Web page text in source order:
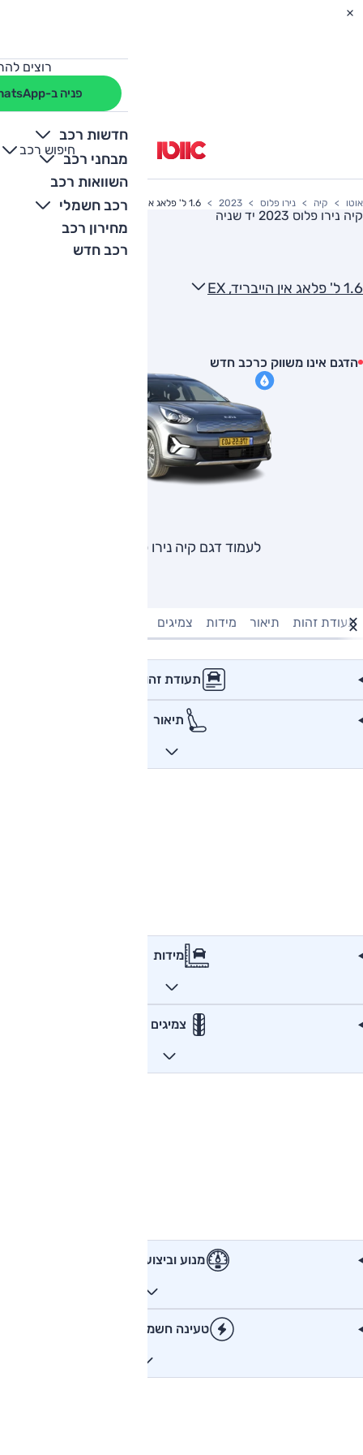
רוצים
פניה ב-WhatsApp
חדשות רכב
מבחני רכב
השוואות רכב
רכב חשמלי
מחירון רכב
רכב חדש
חיפוש רכב
+
-
אוטו קיה נירו פלוס 2023 1.6 ל' פלאג אין הייבריד, EX
קיה נירו פלוס 2023 יד שניה
1.6 ל' פלאג אין הייבריד, EX
הדגם אינו משווק כרכב חדש
לעמוד דגם קיה נירו פלוס
תעודת זהות תיאור מידות צמיגים
תעודת זהות
תיאור
מידות
צמיגים
מנוע וביצועים
טעינה חשמלית